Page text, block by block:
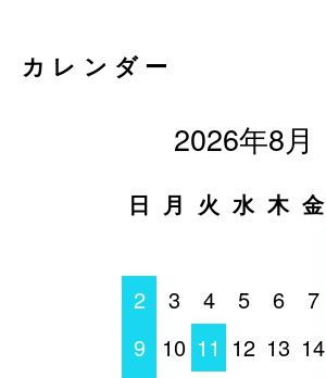
カレンダー
2026年8月
日 月 火 水 木 金
2
3 4 5 6 7
9
10 11 12 13 14